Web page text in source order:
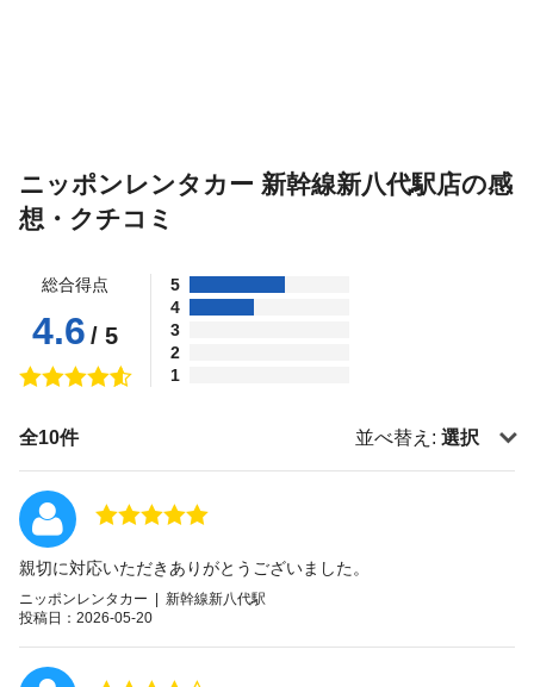
ニッポンレンタカー 新幹線新八代駅店の感
想・クチコミ
総合得点
4.6 / 5
5
4
3
2
1
全10件 並べ替え: 選択
親切に対応いただきありがとうございました。
ニッポンレンタカー | 新幹線新八代駅
投稿日：2026-05-20